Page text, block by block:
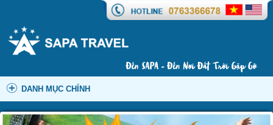
DANH MỤC CHÍNH